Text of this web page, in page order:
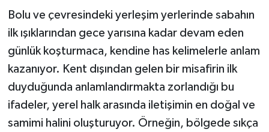
Bolu ve çevresindeki yerleşim yerlerinde sabahın
ilk ışıklarından gece yarısına kadar devam eden
günlük koşturmaca, kendine has kelimelerle anlam
kazanıyor. Kent dışından gelen bir misafirin ilk
duyduğunda anlamlandırmakta zorlandığı bu
ifadeler, yerel halk arasında iletişimin en doğal ve
samimi halini oluşturuyor. Örneğin, bölgede sıkça